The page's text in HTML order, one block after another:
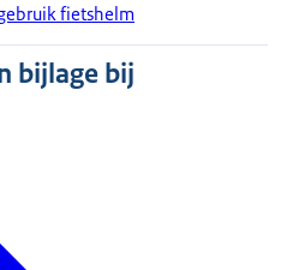
fietshelm
bijlage bij